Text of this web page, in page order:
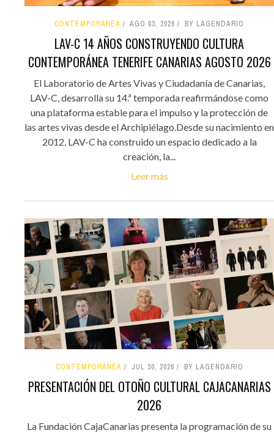
CONTEMPORÁNEA AGO 03, 2026 BY LAGENDARIO
LAV-C 14 AÑOS CONSTRUYENDO CULTURA
CONTEMPORÁNEA TENERIFE CANARIAS AGOSTO 2026
El Laboratorio de Artes Vivas y Ciudadanía de Canarias,
LAV-C, desarrolla su 14.ª temporada reafirmándose como
una plataforma estable para el impulso y la protección de
las artes vivas desde el Archipiélago.Desde su nacimiento en
2012, LAV-C ha construido un espacio dedicado a la
creación, la...
Leer más
CONTEMPORÁNEA JUL 30, 2026 BY LAGENDARIO
PRESENTACIÓN DEL OTOÑO CULTURAL CAJACANARIAS
2026
La Fundación CajaCanarias presenta la programación de su